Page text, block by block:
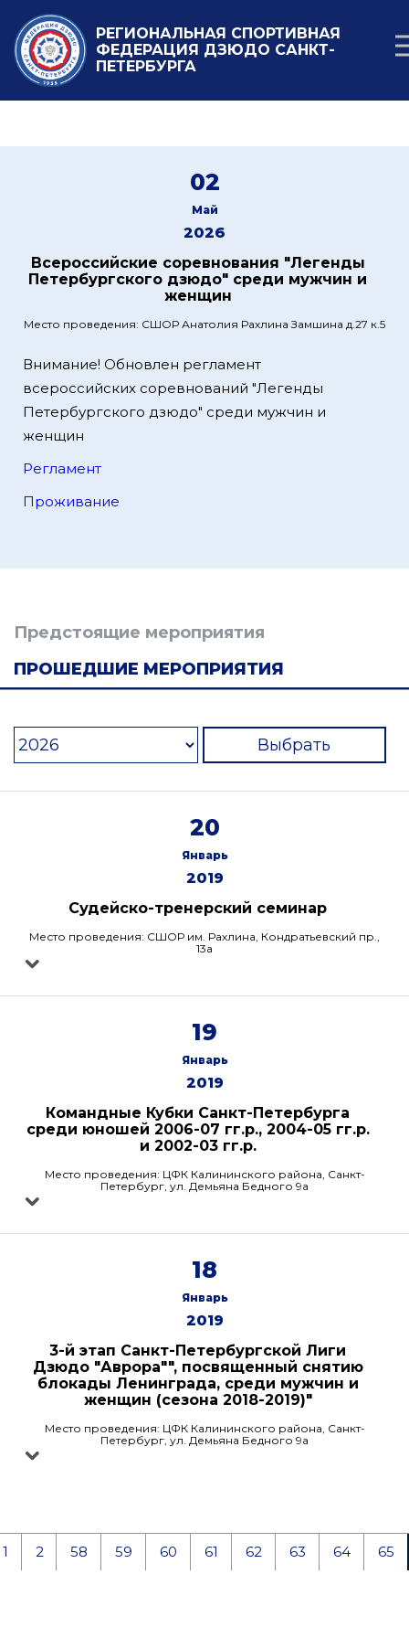
РЕГИОНАЛЬНАЯ СПОРТИВНАЯ
ФЕДЕРАЦИЯ ДЗЮДО САНКТ-
ПЕТЕРБУРГА
02
Май
2026
Всероссийские соревнования "Легенды
Петербургского дзюдо" среди мужчин и
женщин
Место проведения: СШОР Анатолия Рахлина Замшина д.27 к.5
Внимание! Обновлен регламент
всероссийских соревнований "Легенды
Петербургского дзюдо" среди мужчин и
женщин
Регламент
Проживание
Предстоящие мероприятия
ПРОШЕДШИЕ МЕРОПРИЯТИЯ
Выбрать
20
Январь
2019
Судейско-тренерский семинар
Место проведения: СШОР им. Рахлина, Кондратьевский пр.,
13а
19
Январь
2019
Командные Кубки Санкт-Петербурга
среди юношей 2006-07 гг.р., 2004-05 гг.р.
и 2002-03 гг.р.
Место проведения: ЦФК Калининского района, Санкт-
Петербург, ул. Демьяна Бедного 9а
18
Январь
2019
3-й этап Санкт-Петербургской Лиги
Дзюдо "Аврора"", посвященный снятию
блокады Ленинграда, среди мужчин и
женщин (сезона 2018-2019)"
Место проведения: ЦФК Калининского района, Санкт-
Петербург, ул. Демьяна Бедного 9а
1 2 58 59 60 61 62 63 64 65